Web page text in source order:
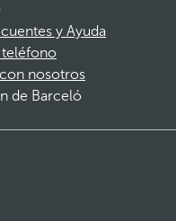
y Ayuda
teléfono
nosotros
de Barceló